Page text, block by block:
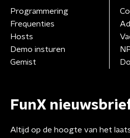
Programmering
Frequenties
Hosts
Demo insturen
Gemist
FunX
Altijd op de hoogte van het